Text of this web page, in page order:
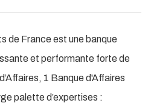
de France est une banque
et performante forte de
1 Banque d'Affaires
palette d’expertises :